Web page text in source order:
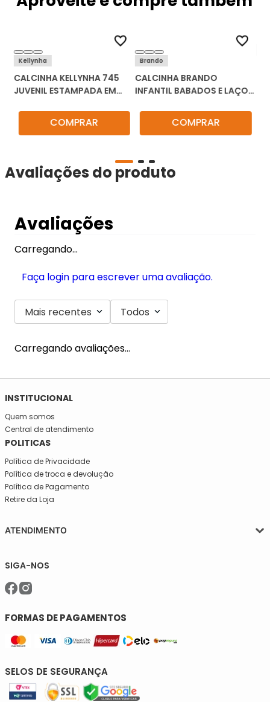
Kellynha
CALCINHA KELLYNHA 745
JUVENIL ESTAMPADA EM
COMPRAR
Brando
CALCINHA BRANDO
INFANTIL BABADOS E LAÇO
COMPRAR
Avaliações do produto
Avaliações
Carregando…
Faça login para escrever uma avaliação.
Mais recentes Todos
Carregando avaliações…
SE INSCREVA NA NOSSA NEWSLETTER!
Fique por dentro e seja informado em primeira mão de todas
as novidades da Mega São José!
INSTITUCIONAL
Central de atendimento
Política de Privacidade
Política de troca e devolução
Política de Pagamento
ATENDIMENTO
Sexta, das 08:30 às 16h30.
Telefone: (11)5627-7800
SIGA-NOS